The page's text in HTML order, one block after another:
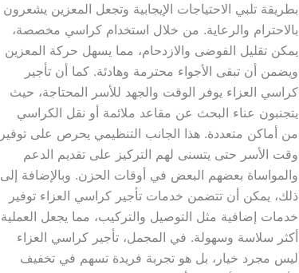
بطريقة تلبي الاحتياجات الإيجابية وتجعل المعزين يشعرون
بالاحترام والرعاية. من خلال استخدام كراسي مخصصة،
يمكن تقليل الفوضى والازدحام، مما يسهل حركة المعزين
ويضمن أن تبقى الأجواء محترمة وهادئة. كما أن تأجير
كراسي العزاء يوفر الوقت والجهد للأسر المحتاجة، حيث
يتجنبون عناء البحث عن مقاعد ملائمة أو نقل الكراسي
من أماكن متعددة. هذا الجانب التنظيمي يحرص على توفير
وقت الأسر حتى يتسنى لهم التركيز على تقديم الدعم
والمواساة بعضهم البعض في أوقات الحزن. وبالإضافة إلى
ذلك، يمكن أن تتضمن خدمات تأجير كراسي العزاء توفير
خدمات إضافية مثل التوصيل والتركيب، مما يجعل العملية
أكثر سلاسة وسهولة. في المجمل، تأجير كراسي العزاء
ليس مجرد خيار، بل هو تجربة فريدة تسهم في تخفيف